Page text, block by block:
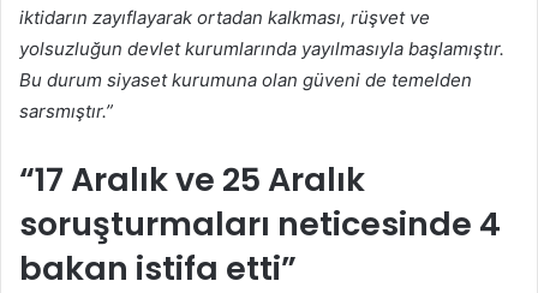
iktidarın zayıflayarak ortadan kalkması, rüşvet ve
yolsuzluğun devlet kurumlarında yayılmasıyla başlamıştır.
Bu durum siyaset kurumuna olan güveni de temelden
sarsmıştır.”
“17 Aralık ve 25 Aralık
soruşturmaları neticesinde 4
bakan istifa etti”